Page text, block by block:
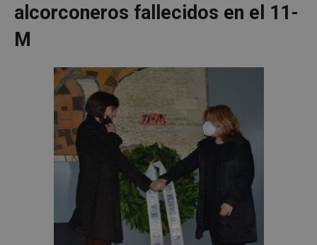
alcorconeros fallecidos en el 11-
M